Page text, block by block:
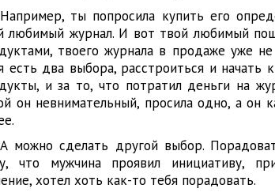
Например, ты попросила купить его
любимый журнал. И вот твой любимый
твоего журнала в продаже уже
есть два выбора, расстроиться и начать
и за то, что потратил деньги на
он невнимательный, просила одно, а он
А можно сделать другой выбор.
что мужчина проявил инициативу,
хотел хоть как-то тебя порадовать.